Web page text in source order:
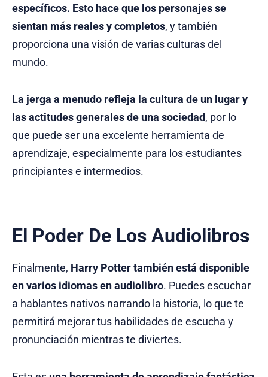
específicos. Esto hace que los personajes se
sientan más reales y completos, y también
proporciona una visión de varias culturas del
mundo.
La jerga a menudo refleja la cultura de un lugar y
las actitudes generales de una sociedad, por lo
que puede ser una excelente herramienta de
aprendizaje, especialmente para los estudiantes
principiantes e intermedios.
El Poder De Los Audiolibros
Finalmente, Harry Potter también está disponible
en varios idiomas en audiolibro. Puedes escuchar
a hablantes nativos narrando la historia, lo que te
permitirá mejorar tus habilidades de escucha y
pronunciación mientras te diviertes.